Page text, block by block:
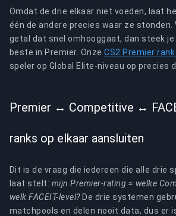
Omdat de drie elkaar niet voeden, laat
één de andere precies waar ze stonden.
getal dat snel omhooggaat, dan steek
beste in Premier. OnzeCS2 Premier
speler op Global Elite-niveau op precies
Premier ↔ Competitive ↔
ranks op elkaar aansluiten
Dit is de vraag die iedereen die alle drie
laat stelt: mijn Premier-rating ≈ welke
welk FACEIT-level?De drie systemen
matchpools en delen nooit data, dus er